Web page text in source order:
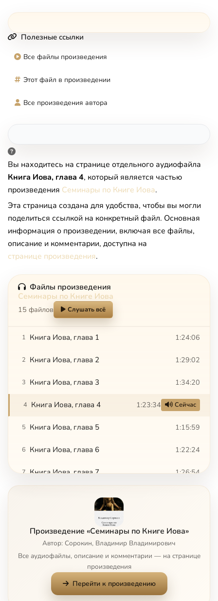
Полезные ссылки
Все файлы произведения
Этот файл в произведении
Все произведения автора
Вы находитесь на странице отдельного аудиофайла
Книга Иова, глава 4, который является частью
произведения Семинары по Книге Иова.
Эта страница создана для удобства, чтобы вы могли
поделиться ссылкой на конкретный файл. Основная
информация о произведении, включая все файлы,
описание и комментарии, доступна на
странице произведения.
Файлы произведения
Семинары по Книге Иова
15 файлов Слушать всё
1 Книга Иова, глава 1 1:24:06
2 Книга Иова, глава 2 1:29:02
3 Книга Иова, глава 3 1:34:20
4 Книга Иова, глава 4 1:23:34 Сейчас
5 Книга Иова, глава 5 1:15:59
6 Книга Иова, глава 6 1:22:24
7 Книга Иова, глава 7 1:26:54
Книга Иова, глава 9
Книга Иова, глава 10
Книга Иова, глава 11 1:18:43
Книга Иова, глава 12
Произведение «Семинары по Книге Иова»
Автор: Сорокин, Владимир Владимирович
Все аудиофайлы, описание и комментарии — на странице
произведения
Перейти к произведению